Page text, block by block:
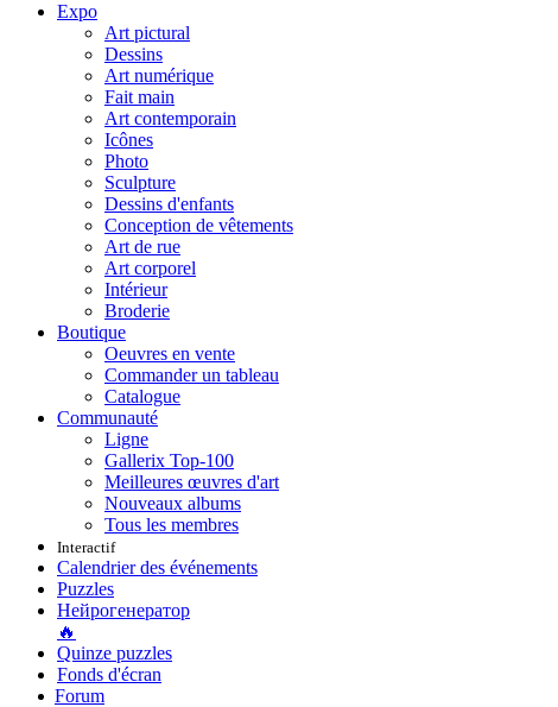
Expo
Art pictural
Dessins
Art numérique
Fait main
Art contemporain
Icônes
Photo
Sculpture
Dessins d'enfants
Conception de vêtements
Art de rue
Art corporel
Intérieur
Broderie
Boutique
Oeuvres en vente
Commander un tableau
Catalogue
Communauté
Ligne
Gallerix Top-100
Meilleures œuvres d'art
Nouveaux albums
Tous les membres
Interactif
Calendrier des événements
Puzzles
Нейрогенератор
🔥
Quinze puzzles
Fonds d'écran
Forum